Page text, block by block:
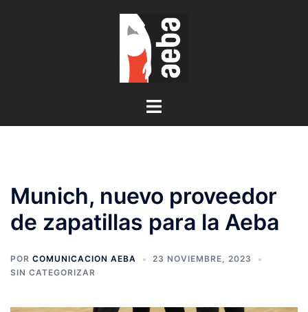
Alternar
Munich, nuevo proveedor
de zapatillas para la Aeba
POR COMUNICACION AEBA
23 NOVIEMBRE, 2023
SIN CATEGORIZAR